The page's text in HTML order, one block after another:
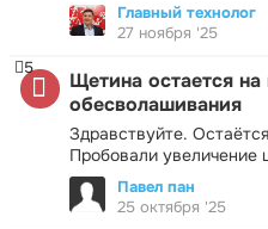
Главный технолог
27 ноября '25
Щетина остается
обесволашивания
Здравствуйте.
Пробовали увеличение
5
Павел пан
25 октября '25